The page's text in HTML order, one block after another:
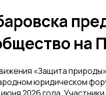
«Защита
юридическом